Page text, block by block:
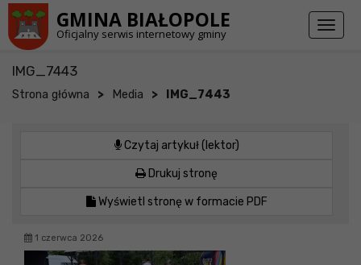
GMINA BIAŁOPOLE
Oficjalny serwis internetowy gminy
Toggle
IMG_7443
Strona główna > Media > IMG_7443
Czytaj artykuł (lektor)
Drukuj stronę
Wyświetl stronę w formacie PDF
1 czerwca 2026